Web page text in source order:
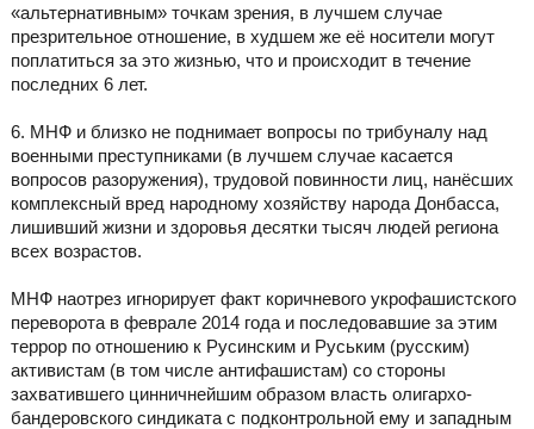
«альтернативным» точкам зрения, в лучшем случае
презрительное отношение, в худшем же её носители могут
поплатиться за это жизнью, что и происходит в течение
последних 6 лет.
6. МНФ и близко не поднимает вопросы по трибуналу над
военными преступниками (в лучшем случае касается
вопросов разоружения), трудовой повинности лиц, нанёсших
комплексный вред народному хозяйству народа Донбасса,
лишивший жизни и здоровья десятки тысяч людей региона
всех возрастов.
МНФ наотрез игнорирует факт коричневого укрофашистского
переворота в феврале 2014 года и последовавшие за этим
террор по отношению к Русинским и Руським (русским)
активистам (в том числе антифашистам) со стороны
захватившего цинничнейшим образом власть олигархо-
бандеровского синдиката с подконтрольной ему и западным